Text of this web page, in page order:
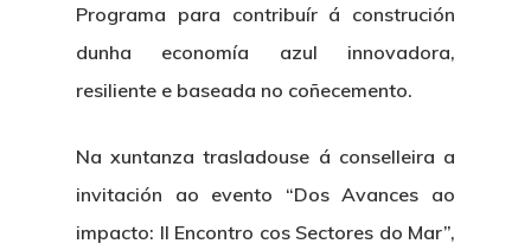
Programa para contribuír á construción
dunha economía azul innovadora,
resiliente e baseada no coñecemento.
Na xuntanza trasladouse á conselleira a
invitación ao evento “Dos Avances ao
impacto: II Encontro cos Sectores do Mar”,